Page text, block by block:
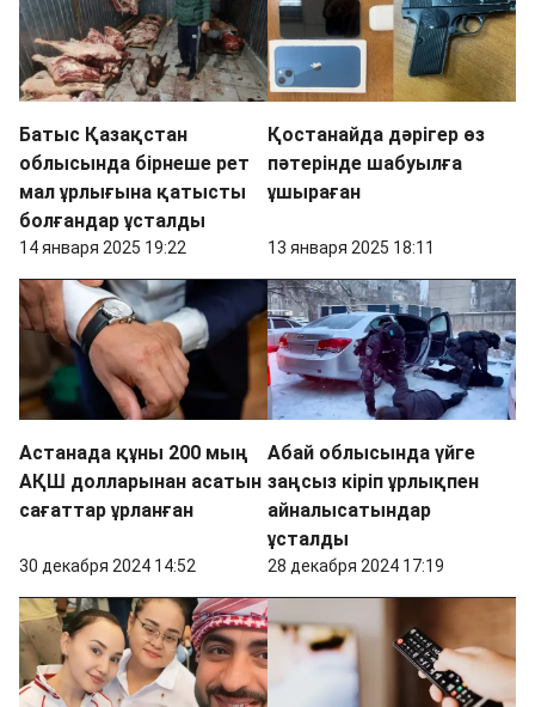
Батыс Қазақстан
облысында бірнеше рет
мал ұрлығына қатысты
болғандар ұсталды
14 января 2025 19:22
Қостанайда дәрігер өз
пәтерінде шабуылға
ұшыраған
13 января 2025 18:11
Астанада құны 200 мың
АҚШ долларынан асатын
сағаттар ұрланған
30 декабря 2024 14:52
Абай облысында үйге
заңсыз кіріп ұрлықпен
айналысатындар
ұсталды
28 декабря 2024 17:19